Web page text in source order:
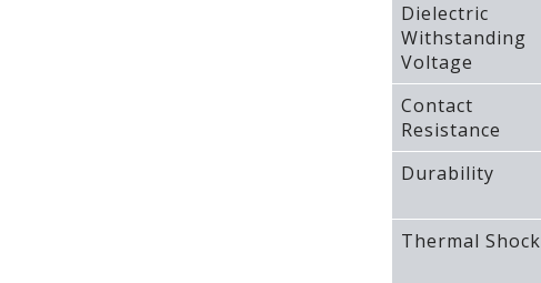
Dielectric
Withstanding
Voltage
Contact
Resistance
Durability
Thermal Shock